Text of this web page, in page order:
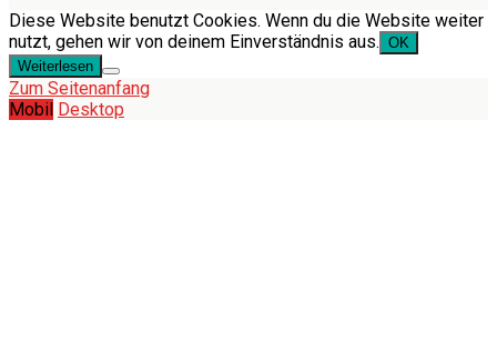
Diese Website benutzt Cookies. Wenn du die Website weiter
nutzt, gehen wir von deinem Einverständnis aus. OK
Weiterlesen
Zum Seitenanfang
Mobil Desktop